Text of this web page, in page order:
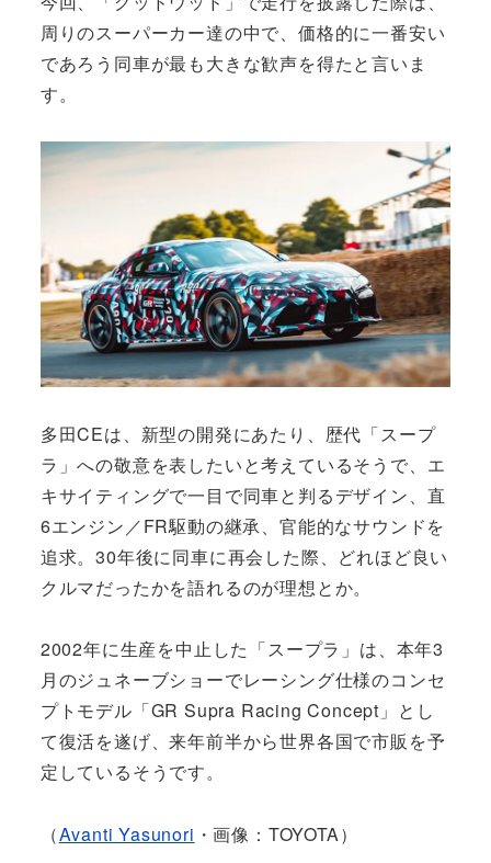
周りのスーパーカー達の中で、価格的に一番安い
であろう同車が最も大きな歓声を得たと言いま
す。
多田CEは、新型の開発にあたり、歴代「スープ
ラ」への敬意を表したいと考えているそうで、エ
キサイティングで一目で同車と判るデザイン、直
6エンジン／FR駆動の継承、官能的なサウンドを
追求。30年後に同車に再会した際、どれほど良い
クルマだったかを語れるのが理想とか。
2002年に生産を中止した「スープラ」は、本年3
月のジュネーブショーでレーシング仕様のコンセ
プトモデル「GR Supra Racing Concept」とし
て復活を遂げ、来年前半から世界各国で市販を予
定しているそうです。
（Avanti Yasunori ・画像：TOYOTA）